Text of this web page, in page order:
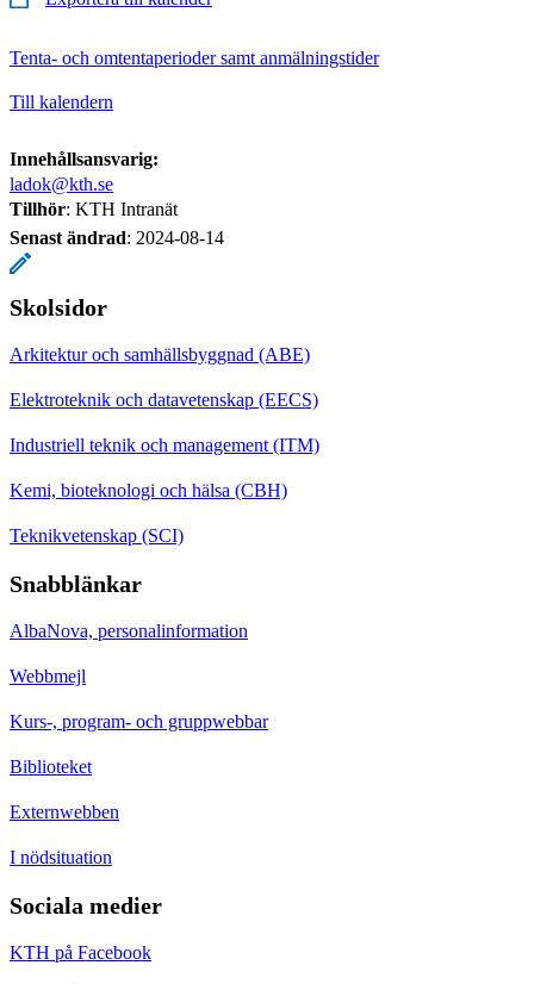
Tenta- och omtentaperioder samt anmälningstider
Till kalendern
Innehållsansvarig:
ladok@kth.se
Tillhör: KTH Intranät
Senast ändrad: 2024-08-14
Skolsidor
Arkitektur och samhällsbyggnad (ABE)
Elektroteknik och datavetenskap (EECS)
Industriell teknik och management (ITM)
Kemi, bioteknologi och hälsa (CBH)
Teknikvetenskap (SCI)
Snabblänkar
AlbaNova, personalinformation
Webbmejl
Kurs-, program- och gruppwebbar
Biblioteket
Externwebben
I nödsituation
Sociala medier
KTH på Facebook